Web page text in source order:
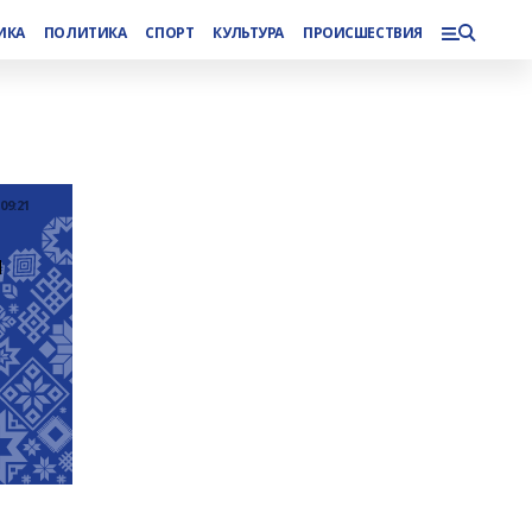
ПОЛИТИКА СПОРТ КУЛЬТУРА ПРОИСШЕСТВИЯ